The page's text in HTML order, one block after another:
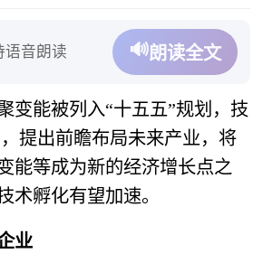
语音朗读 🔊朗读全文
变能被列入“十五五”规划，技
提出前瞻布局未来产业，将
能等成为新的经济增长点之
术孵化有望加速。
业